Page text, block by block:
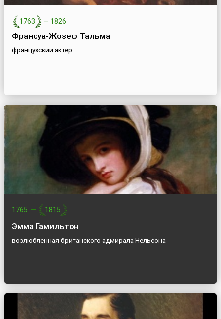
1763 — 1826
Франсуа-Жозеф Тальма
французский актер
1765 — 1815
Эмма Гамильтон
возлюбленная британского адмирала Нельсона